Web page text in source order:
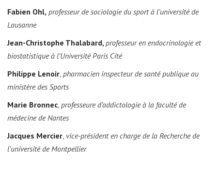
Fabien Ohl, professeur de sociologie du sport à l’université de
Lausanne
Jean-Christophe Thalabard, professeur en endocrinologie et
biostatistique à l’Université Paris Cité
Philippe Lenoir pharmacien inspecteur de santé publique au
ministère des Sports
Marie Bronnec professeure d’addictologie à la faculté de
médecine de Nantes
Jacques Mercier vice-président en charge de la Recherche de
l’université de Montpellier